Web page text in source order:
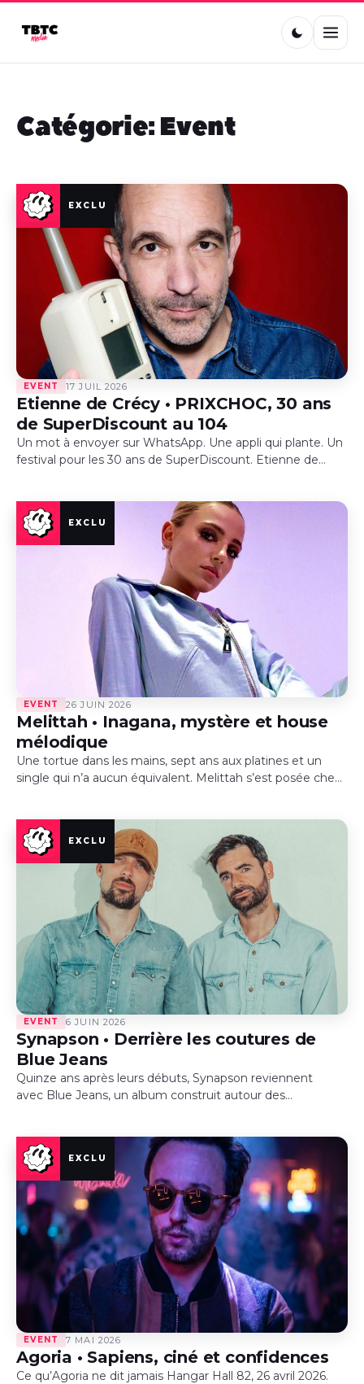
Catégorie :Event
EVENT 17 JUIL 2026
Etienne de Crécy • PRIXCHOC, 30 ans
de SuperDiscount au 104
Un mot à envoyer sur WhatsApp. Une appli qui plante. Un
festival pour les 30 ans de SuperDiscount. Etienne de
EVENT 26 JUIN 2026
Melittah • Inagana, mystère et house
mélodique
Une tortue dans les mains, sept ans aux platines et un
single qui n’a aucun équivalent. Melittah s’est posée chez
EVENT 6 JUIN 2026
Synapson • Derrière les coutures de
Blue Jeans
Quinze ans après leurs débuts, Synapson reviennent
avec Blue Jeans, un album construit autour des
Alexandre…
EVENT 7 MAI 2026
Agoria • Sapiens, ciné et confidences
Ce qu’Agoria ne dit jamais Hangar Hall 82, 26 avril 2026.